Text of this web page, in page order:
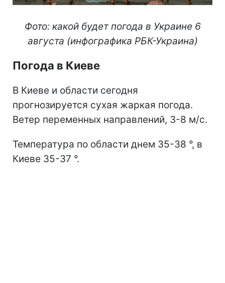
Фото: какой будет погода в Украине 6
августа (инфографика РБК-Украина)
Погода в Киеве
В Киеве и области сегодня
прогнозируется сухая жаркая погода.
Ветер переменных направлений, 3-8 м/с.
Температура по области днем 35-38 °, в
Киеве 35-37 °.